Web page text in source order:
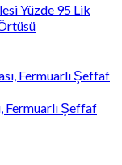
Yüzde 95 Lik
Fermuarlı Şeffaf